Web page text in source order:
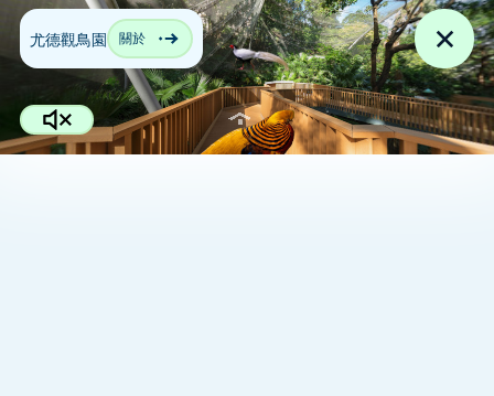
跳至主要內容
尤德觀鳥園 關於